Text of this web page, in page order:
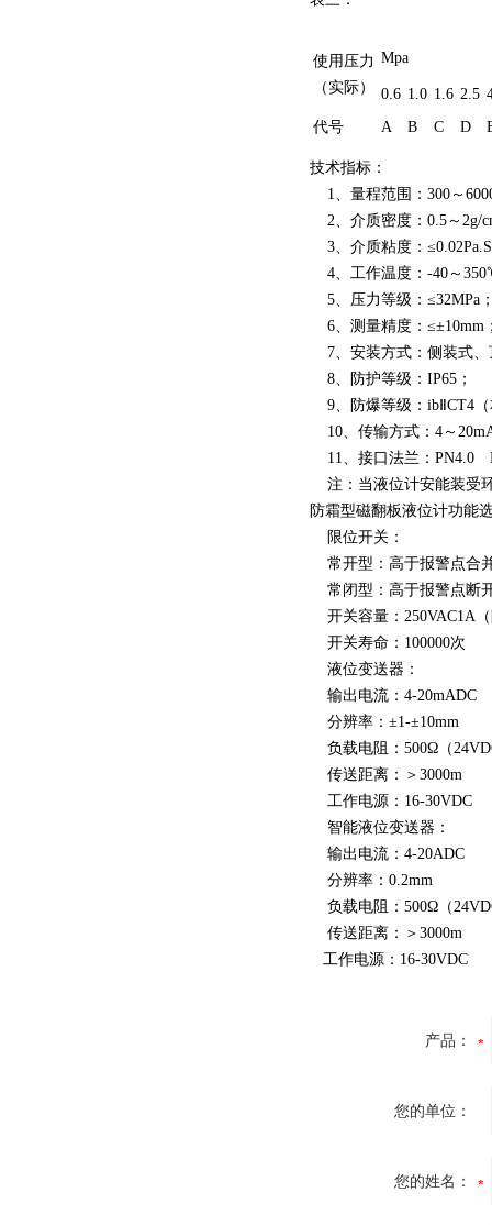
使用压力
（实际）
Mpa
0.6 1.0 1.6 2.5
代号
A B C D
技术指标：
1、量程范围：300～
2、介质密度：0.5～2g/
3、介质粘度：
4、工作温度：-40～
5、压力等级：≤32MPa
6、测量精度：≤±10mm
7、安装方式：侧装式、
8、防护等级：IP65；
9、防爆等级：ibⅡCT4（
10、传输方式：4～
11、接口法兰：PN4.0
注：当液位计安能装受
防霜型磁翻板液位计功能
限位开关：
常开型：高于报警点合
常闭型：高于报警点断
开关容量：250VAC1A
开关寿命：100000次
液位变送器：
输出电流：4-20mADC
分辨率：±1-±10mm
负载电阻：500Ω（
传送距离：＞3000m
工作电源：16-30VDC
智能液位变送器：
输出电流：4-20ADC
分辨率：0.2mm
负载电阻：500Ω（
传送距离：＞3000m
工作电源：16-30VDC
产品：
您的单位：
您的姓名：